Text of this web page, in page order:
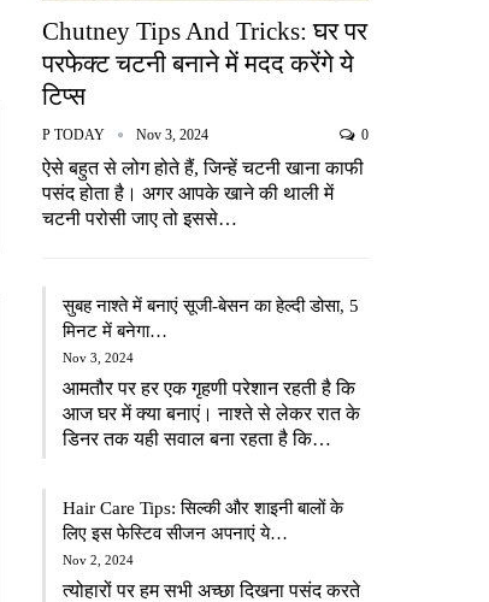
Chutney Tips And Tricks: घर पर
परफेक्ट चटनी बनाने में मदद करेंगे ये
टिप्स
P TODAY Nov 3, 2024 0
ऐसे बहुत से लोग होते हैं, जिन्हें चटनी खाना काफी
पसंद होता है। अगर आपके खाने की थाली में
चटनी परोसी जाए तो इससे…
सुबह नाश्ते में बनाएं सूजी-बेसन का हेल्दी डोसा, 5
मिनट में बनेगा…
Nov 3, 2024
आमतौर पर हर एक गृहणी परेशान रहती है कि
आज घर में क्या बनाएं। नाश्ते से लेकर रात के
डिनर तक यही सवाल बना रहता है कि…
Hair Care Tips: सिल्की और शाइनी बालों के
लिए इस फेस्टिव सीजन अपनाएं ये…
Nov 2, 2024
त्योहारों पर हम सभी अच्छा दिखना पसंद करते